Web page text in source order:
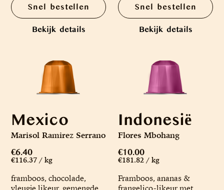
Snel bestellen
Bekijk details
Snel bestellen
Bekijk details
Mexico
Marisol Ramirez Serrano
€6.40
€116.37 / kg
framboos, chocolade,
Indonesië
Flores Mbohang
€10.00
€181.82 / kg
Framboos, ananas &